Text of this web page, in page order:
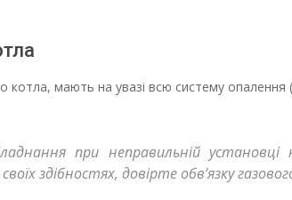
котла, мають на увазі всю систему опалення
при неправильній
здібностях, довірте обв’язку